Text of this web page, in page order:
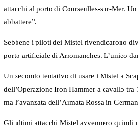
attacchi al porto di Courseulles-sur-Mer.
abbattere”.
Sebbene i piloti dei Mistel rivendicarono
porto artificiale di Arromanches. L’unico
Un secondo tentativo di usare i Mistel a
dell’Operazione Iron Hammer a cavallo
ma l’avanzata dell’Armata Rossa in
Gli ultimi attacchi Mistel avvennero quindi